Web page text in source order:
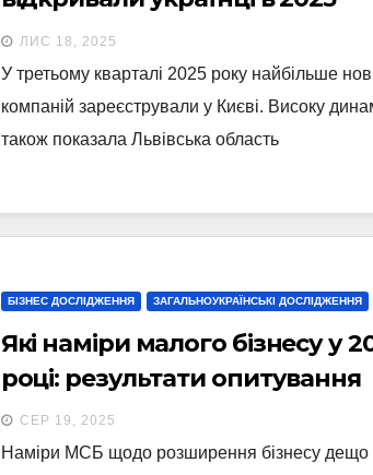
році — дослідження YC. Market
ЛИС 18, 2025
У третьому кварталі 2025 року найбільше
компаній зареєстрували у Києві. Високу
також показала Львівська область
БІЗНЕС ДОСЛІДЖЕННЯ ЗАГАЛЬНОУКРАЇНСЬКІ ДОСЛІДЖЕННЯ
Які наміри малого бізнесу у
році: результати опитування
СЕР 19, 2025
Наміри МСБ щодо розширення бізнесу дещо